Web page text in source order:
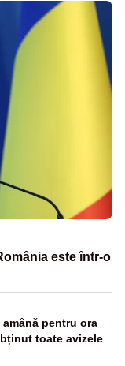
este într-o
pentru ora
toate avizele